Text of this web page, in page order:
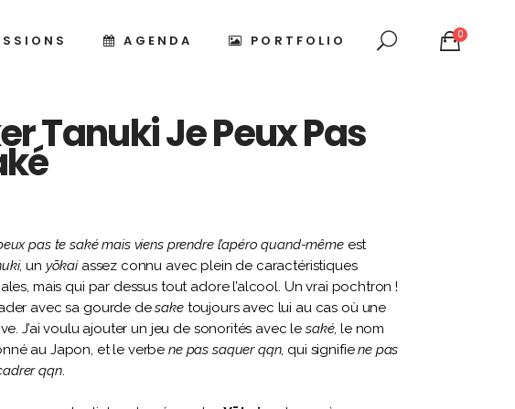
AGENDA PORTFOLIO 0
Tanuki Je Peux Pas
pas te saké mais viens prendre l’apéro quand-mêmeest
, un yōkaiassez connu avec plein de caractéristiques
mais qui par dessus tout adore l’alcool. Un vrai pochtron !
avec sa gourde desaketoujours avec lui au cas où une
J’ai voulu ajouter un jeu de sonorités avec le saké, le nom
au Japon, et le verbene pas saquer qqn, qui signifiene pas
qqn.